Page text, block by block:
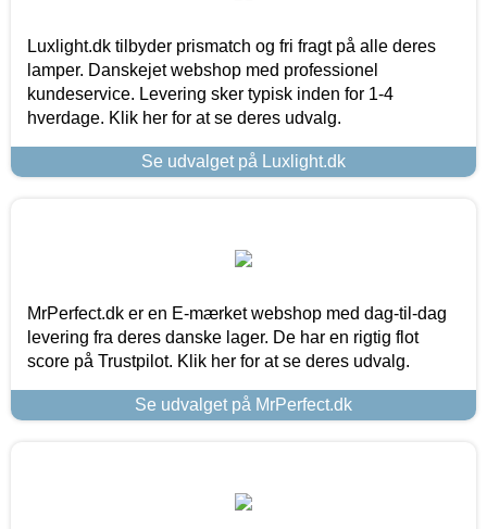
Luxlight.dk tilbyder prismatch og fri fragt på alle deres
lamper. Danskejet webshop med professionel
kundeservice. Levering sker typisk inden for 1-4
hverdage. Klik her for at se deres udvalg.
Se udvalget på Luxlight.dk
MrPerfect.dk er en E-mærket webshop med dag-til-dag
levering fra deres danske lager. De har en rigtig flot
score på Trustpilot. Klik her for at se deres udvalg.
Se udvalget på MrPerfect.dk